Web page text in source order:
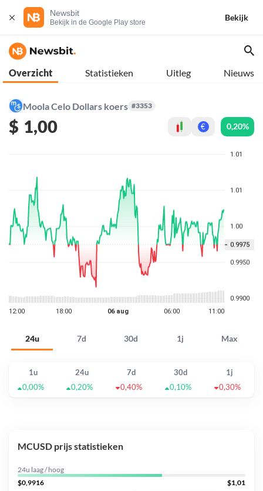
Newsbit
Bekijk in de Google Play store
Bekijk
Overzicht Statistieken Uitleg Nieuws
Moola Celo Dollars koers #3353
$ 1,00 € 0,20%
24u 7d 30d 1j Max
1u 24u 7d 30d
1j
0,00%
0,20% 0,40% 0,10% 0,30%
MCUSD prijs statistieken
24u laag / hoog
$0,9916
$1,01